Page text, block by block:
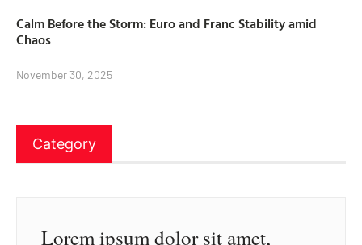
Calm Before the Storm: Euro and Franc Stability amid
Chaos
November 30, 2025
Category
Lorem ipsum dolor sit amet,